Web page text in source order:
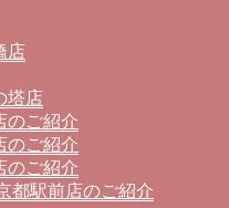
店
塔店
のご紹介
のご紹介
のご紹介
都駅前店のご紹介